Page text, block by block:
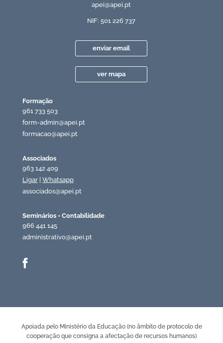
apei@apei.pt
NIF: 501 226 737
enviar email
ver mapa
Formação
961 733 503
form-admin@apei.pt
formacao@apei.pt
Associados
963 142 409
Ligar| Whatsapp
associados@apei.pt
Seminários - Contabilidade
966 441 145
administrativo@apei.pt
Apoiada pelo Ministério da Educação (no âmbito de protocolo de
cooperação que consigna a afectação de recursos humanos)